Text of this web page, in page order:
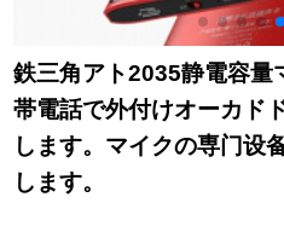
鉄三角アト2035静電容量
帯電話で外付けオーカド
します。マイクの専门设
します。